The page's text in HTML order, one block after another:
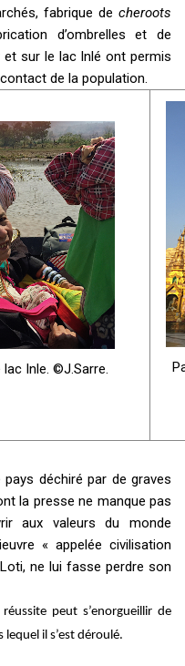
fabrique de cheroots
d’ombrelles et de
et sur le lac Inlé ont permis
de la population.
lac Inle. ©J.Sarre.
déchiré par de graves
la presse ne manque pas
aux valeurs du monde
« appelée civilisation
ne lui fasse perdre son
peut s’enorgueillir de
lequel il s’est déroulé.